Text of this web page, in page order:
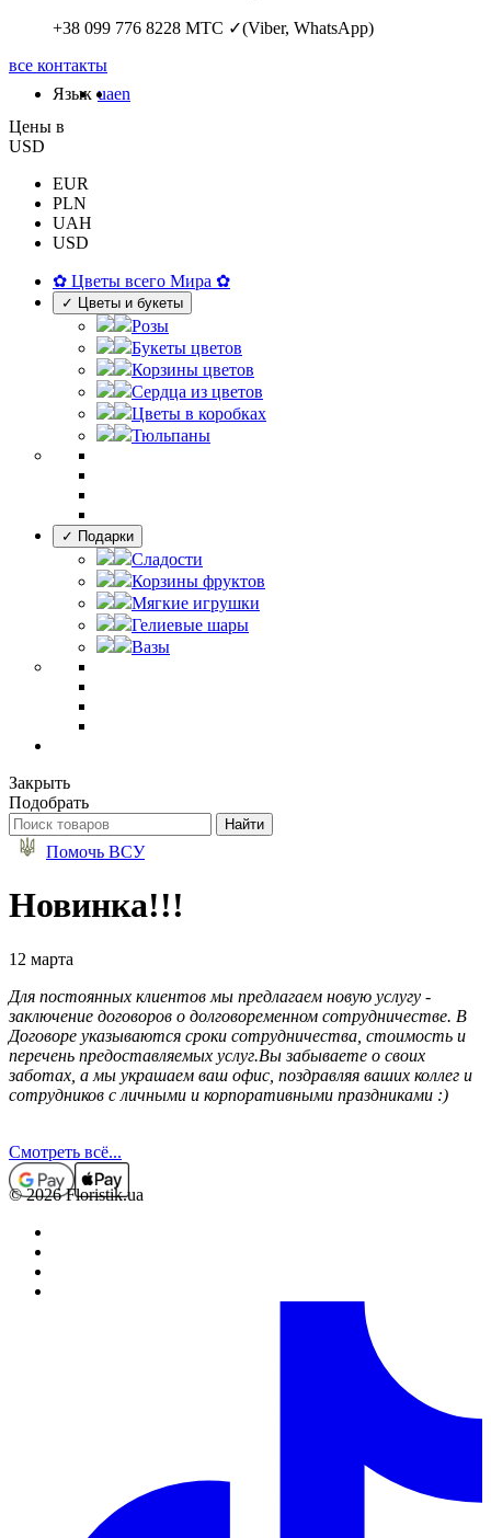
+38 099 776 8228 МТС ✓(Viber, WhatsApp)
все контакты
Язык uaen
Цены в
USD
EUR
PLN
UAH
USD
✿ Цветы всего Мира ✿
✓ Цветы и букеты
Розы
Букеты цветов
Корзины цветов
Сердца из цветов
Цветы в коробках
Тюльпаны
✓ Подарки
Сладости
Корзины фруктов
Мягкие игрушки
Гелиевые шары
Вазы
Закрыть
Подобрать
Помочь ВСУ
Новинка!!!
12 марта
Для постоянных клиентов мы предлагаем новую услугу -
заключение договоров о долговоременном сотрудничестве. В
Договоре указываются сроки сотрудничества, стоимость и
перечень предоставляемых услуг.Вы забываете о своих
заботах, а мы украшаем ваш офис, поздравляя ваших коллег и
сотрудников с личными и корпоративными праздниками :)
Смотреть всё...
© 2026 Floristik.ua